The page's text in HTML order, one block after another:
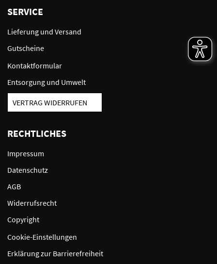
SERVICE
Lieferung und Versand
Gutscheine
Kontaktformular
Entsorgung und Umwelt
VERTRAG WIDERRUFEN
RECHTLICHES
Impressum
Datenschutz
AGB
Widerrufsrecht
Copyright
Cookie-Einstellungen
Erklärung zur Barrierefreiheit